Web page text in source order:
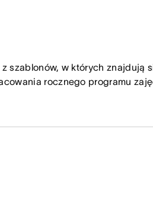
szablonów, w których
rocznego programu